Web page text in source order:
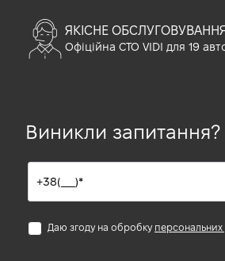
ЯКІСНЕ ОБСЛУГОВУВАННЯ
Офіційна СТО VIDI для 19
Виникли
Даю згоду на обробку персональних